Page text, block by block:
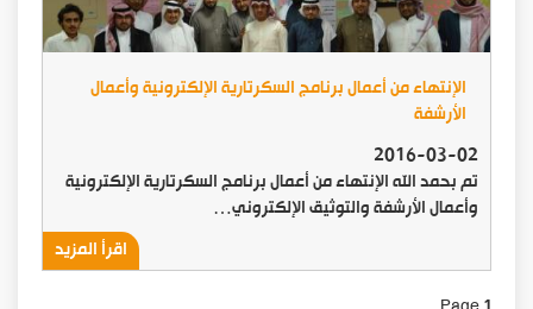
الإنتهاء من أعمال برنامج السكرتارية الإلكترونية وأعمال
الأرشفة
2016-03-02
تم بحمد الله الإنتهاء من أعمال برنامج السكرتارية الإلكترونية
وأعمال الأرشفة والتوثيق الإلكتروني…
اقرأ المزيد